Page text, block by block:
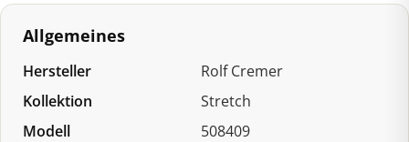
Allgemeines
Hersteller
Rolf Cremer
Kollektion
Stretch
Modell
508409